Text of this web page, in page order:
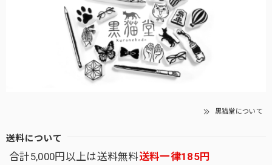
黒猫堂について
送料について
合計5,000円以上は送料無料送料一律185円